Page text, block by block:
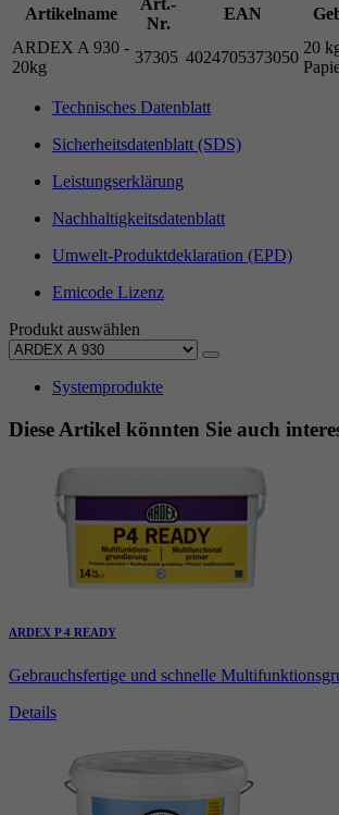
Artikelname
Art.-
Nr.
EAN
ARDEX A 930 -
20kg
37305 4024705373050
20
Technisches Datenblatt
Sicherheitsdatenblatt (SDS)
Leistungserklärung
Nachhaltigkeitsdatenblatt
Umwelt-Produktdeklaration (EPD)
Emicode Lizenz
Produkt auswählen
Systemprodukte
Diese Artikel könnten Sie auch
ARDEX P 4 READY
Gebrauchsfertige und schnelle
Details